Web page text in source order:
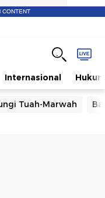
CONTENT
Internasional Hukum
Tuah-Marwah